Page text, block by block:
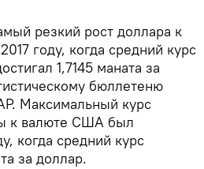
резкий рост доллара к
году, когда средний курс
1,7145 маната за
бюллетеню
Максимальный курс
к валюте США был
когда средний курс
за доллар.